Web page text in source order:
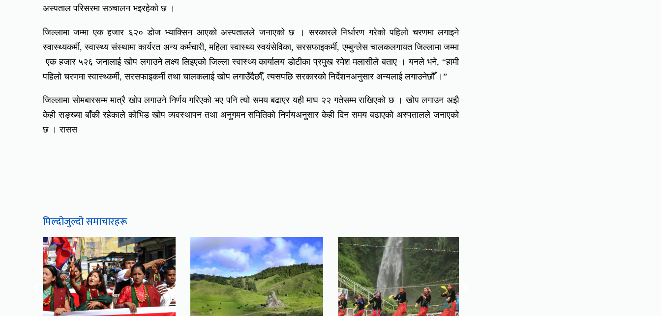
अस्पताल परिसरमा सञ्चालन भइरहेको छ ।
जिल्लामा जम्मा एक हजार ६२० डोज भ्याक्सिन आएको अस्पतालले जनाएको छ । सरकारले निर्धारण गरेको पहिलो चरणमा लगाइने
स्वास्थ्यकर्मी, स्वास्थ्य संस्थामा कार्यरत अन्य कर्मचारी, महिला स्वास्थ्य स्वयंसेविका, सरसफाइकर्मी, एम्बुन्लेस चालकलगायत जिल्लामा जम्मा
एक हजार ५२६ जनालाई खोप लगाउने लक्ष्य लिइएको जिल्ला स्वास्थ्य कार्यालय डोटीका प्रमुख रमेश मलासीले बताए । यनले भने, “हामी
पहिलो चरणमा स्वास्थ्कर्मी, सरसफाइकर्मी तथा चालकलाई खोप लगाउँदैछौँ, त्यसपछि सरकारको निर्देशनअनुसार अन्यलाई लगाउनेछौँ ।”
जिल्लामा सोमबारसम्म मात्रै खोप लगाउने निर्णय गरिएको भए पनि त्यो समय बढाएर यही माघ २२ गतेसम्म राखिएको छ । खोप लगाउन अझै
केही सङ्ख्या बाँकी रहेकाले कोभिड खोप व्यवस्थापन तथा अनुगमन समितिको निर्णयअनुसार केही दिन समय बढाएको अस्पतालले जनाएको
छ । रासस
मिल्दोजुल्दो समाचारहरू